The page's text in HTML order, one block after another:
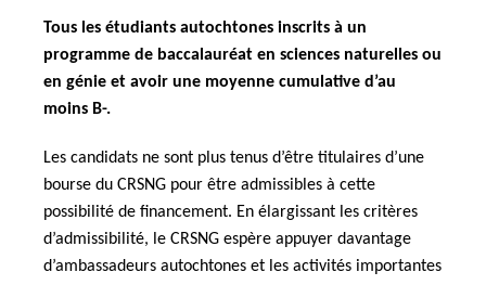
Tous les étudiants autochtones inscrits à un
programme de baccalauréat en sciences naturelles ou
en génie et avoir une moyenne cumulative d’au
moins B-.
Les candidats ne sont plus tenus d’être titulaires d’une
bourse du CRSNG pour être admissibles à cette
possibilité de financement. En élargissant les critères
d’admissibilité, le CRSNG espère appuyer davantage
d’ambassadeurs autochtones et les activités importantes